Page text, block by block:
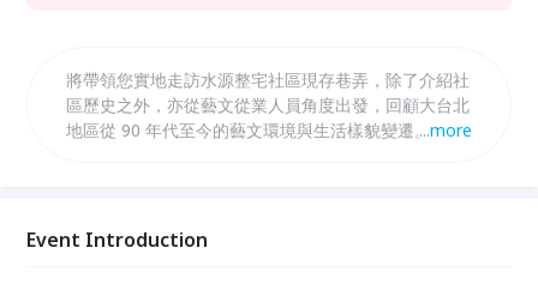
將帶領您實地走訪水源整宅社區現存巷弄，除了介紹社
區歷史之外，亦從藝文從業人員角度出發，回顧大台北
地區從 90 年代至今的藝文環境與生活樣貌變遷。 除了
明、都更期程。更將邀請居住於本區之藝文工作者分享
...more
Event Introduction